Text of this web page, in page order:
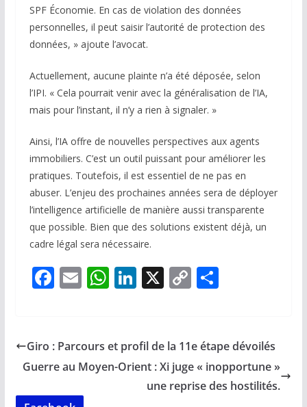
SPF Économie. En cas de violation des données
personnelles, il peut saisir l’autorité de protection des
données, » ajoute l’avocat.
Actuellement, aucune plainte n’a été déposée, selon
l’IPI. « Cela pourrait venir avec la généralisation de l’IA,
mais pour l’instant, il n’y a rien à signaler. »
Ainsi, l’IA offre de nouvelles perspectives aux agents
immobiliers. C’est un outil puissant pour améliorer les
pratiques. Toutefois, il est essentiel de ne pas en
abuser. L’enjeu des prochaines années sera de déployer
l’intelligence artificielle de manière aussi transparente
que possible. Bien que des solutions existent déjà, un
cadre légal sera nécessaire.
F
b
o
E
l
W
s
A
Li
e
dI
n
X C
y
Li
n
P
g
er
Giro : Parcours et profil de la 11e étape dévoilés
Guerre au Moyen-Orient : Xi juge « inopportune »
une reprise des hostilités.